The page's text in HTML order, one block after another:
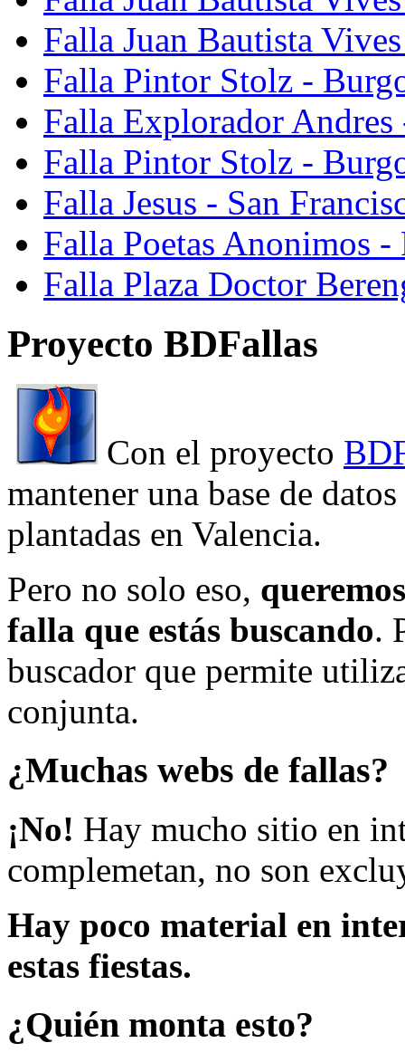
Falla Juan Bautista
Falla Pintor Stolz -
Falla Explorador Andres
Falla Pintor Stolz -
Falla Jesus - San
Falla Poetas Anonimos
Falla Plaza Doctor
Proyecto BDFallas
Con el proyecto
mantener una base de
plantadas en Valencia.
Pero no solo eso,
falla que estás buscando.
buscador que permite
conjunta.
¿Muchas webs de fallas?
¡No! Hay mucho sitio en
complemetan, no son
Hay poco material en
estas fiestas.
¿Quién monta esto?